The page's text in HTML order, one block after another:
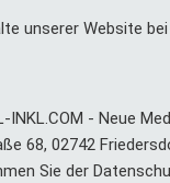
unserer Website
- Neue
68, 02742
Sie der